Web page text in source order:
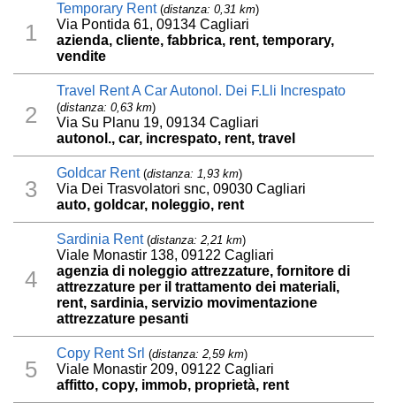
1
Temporary Rent(distanza: 0,31 km)
Via Pontida 61, 09134 Cagliari
azienda, cliente, fabbrica, rent, temporary,
vendite
2
Travel Rent A Car Autonol. Dei F.Lli Increspato
(distanza: 0,63 km)
Via Su Planu 19, 09134 Cagliari
autonol., car, increspato, rent, travel
3
Goldcar Rent(distanza: 1,93 km)
Via Dei Trasvolatori snc, 09030 Cagliari
auto, goldcar, noleggio, rent
4
Sardinia Rent(distanza: 2,21 km)
Viale Monastir 138, 09122 Cagliari
agenzia di noleggio attrezzature, fornitore di
attrezzature per il trattamento dei materiali,
rent, sardinia, servizio movimentazione
attrezzature pesanti
5
Copy Rent Srl (distanza: 2,59 km)
Viale Monastir 209, 09122 Cagliari
affitto, copy, immob, proprietà, rent